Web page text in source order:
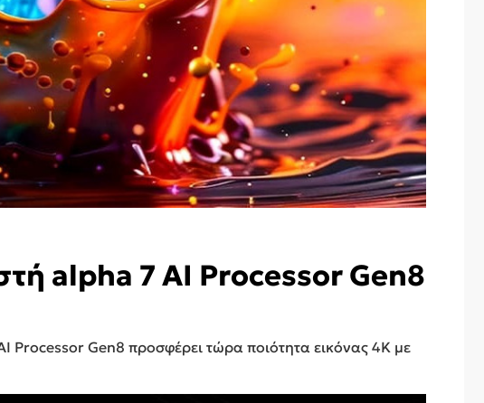
alpha 7 AI Processor Gen8
Processor Gen8 προσφέρει τώρα ποιότητα εικόνας 4K με